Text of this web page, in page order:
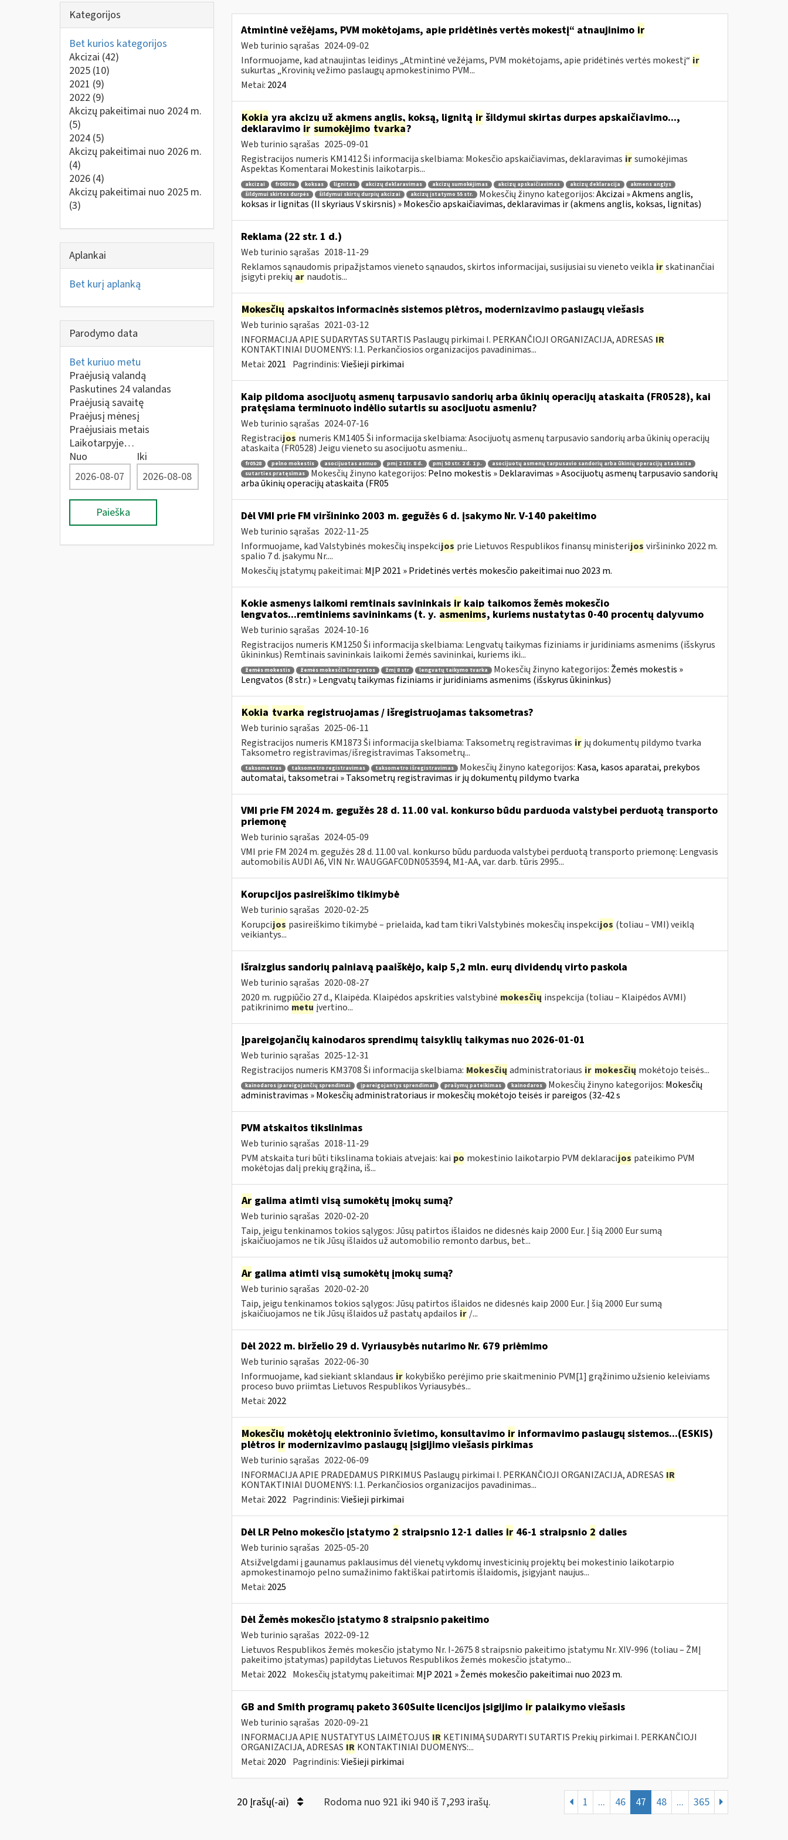
Kategorijos
Bet kurios kategorijos
Akcizai (42)
2025 (10)
2021 (9)
2022 (9)
Akcizų pakeitimai nuo 2024 m.
(5)
2024 (5)
Akcizų pakeitimai nuo 2026 m.
(4)
2026 (4)
Akcizų pakeitimai nuo 2025 m.
(3)
Aplankai
Bet kurį aplanką
Parodymo data
Bet kuriuo metu
Praėjusią valandą
Paskutines 24 valandas
Praėjusią savaitę
Praėjusį mėnesį
Praėjusiais metais
Laikotarpyje…
Nuo
Iki
Paieška
Atmintinė vežėjams, PVM mokėtojams, apie pridėtinės vertės mokestį“ atnaujinimo ir
Web turinio sąrašas 2024-09-02
Informuojame, kad atnaujintas leidinys „Atmintinė vežėjams, PVM mokėtojams, apie pridėtinės vertės mokestį“ ir
sukurtas „Krovinių vežimo paslaugų apmokestinimo PVM...
Metai: 2024
Kokia yra akcizų už akmens anglis, koksą, lignitą iršildymui skirtas durpes apskaičiavimo...,
deklaravimo ir sumokėjimo tvarka?
Web turinio sąrašas 2025-09-01
Registracijos numeris KM1412 Ši informacija skelbiama: Mokesčio apskaičiavimas, deklaravimas ir sumokėjimas
Aspektas Komentarai Mokestinis laikotarpis...
akcizai fr0630a koksas lignitas akcizų deklaravimas akcizų sumokėjimas akcizų apskaičiavimas akcizų deklaracija
akmens anglys
šildymui skirtos durpės
šildymui skirtų durpių akcizai akcizų įstatymo 55 str. Mokesčių žinyno kategorijos:Akcizai » Akmens anglis,
koksas ir lignitas (II skyriaus V skirsnis) » Mokesčio apskaičiavimas, deklaravimas ir (akmens anglis, koksas, lignitas)
Reklama (22 str. 1 d.)
Web turinio sąrašas 2018-11-29
Reklamos sąnaudomis pripažįstamos vieneto sąnaudos, skirtos informacijai, susijusiai su vieneto veikla ir skatinančiai
įsigyti prekių ar naudotis...
Mokesčių apskaitos informacinės sistemos plėtros, modernizavimo paslaugų viešasis
Web turinio sąrašas 2021-03-12
INFORMACIJA APIE SUDARYTAS SUTARTIS Paslaugų pirkimai I. PERKANČIOJI ORGANIZACIJA, ADRESAS IR
KONTAKTINIAI DUOMENYS: I.1. Perkančiosios organizacijos pavadinimas...
Metai: 2021 Pagrindinis:Viešieji pirkimai
Kaip pildoma asocijuotų asmenų tarpusavio sandorių arba ūkinių operacijų ataskaita (FR0528), kai
pratęsiama terminuoto indėlio sutartis su asocijuotu asmeniu?
Web turinio sąrašas 2024-07-16
Registracijos numeris KM1405 Ši informacija skelbiama: Asocijuotų asmenų tarpusavio sandorių arba ūkinių operacijų
ataskaita (FR0528) Jeigu vieneto su asocijuotu asmeniu...
fr0528 pelno mokestis asocijuotas asmuo pmį 2 str. 8 d. pmį 50 str. 2 d. 1 p.
asocijuotų asmenų tarpusavio sandorių arba ūkinių operacijų ataskaita
sutarties pratęsimas
Mokesčių žinyno kategorijos: Pelno mokestis » Deklaravimas » Asocijuotų asmenų tarpusavio sandorių
arba ūkinių operacijų ataskaita (FR05
Dėl VMI prie FM viršininko 2003 m. gegužės 6 d. įsakymo Nr. V-140 pakeitimo
Web turinio sąrašas 2022-11-25
Informuojame, kad Valstybinės mokesčių inspekcijos prie Lietuvos Respublikos finansų ministerijos viršininko 2022 m.
spalio 7 d. įsakymu Nr....
Mokesčių įstatymų pakeitimai: MĮP 2021 » Pridetinės vertės mokesčio pakeitimai nuo 2023 m.
Kokie asmenys laikomi remtinais savininkaisirkaip taikomos žemės mokesčio
lengvatos...remtiniems savininkams (t. y. asmenims, kuriems nustatytas 0-40 procentų dalyvumo
Web turinio sąrašas 2024-10-16
Registracijos numeris KM1250 Ši informacija skelbiama: Lengvatų taikymas fiziniams ir juridiniams asmenims (išskyrus
ūkininkus) Remtinais savininkais laikomi žemės savininkai, kuriems iki...
žemės mokestis žemės mokesčio lengvatos žmį 8 str lengvatų taikymo tvarka Mokesčių žinyno kategorijos: Žemės mokestis »
Lengvatos (8 str.) » Lengvatų taikymas fiziniams ir juridiniams asmenims (išskyrus ūkininkus)
Kokia tvarka registruojamas / išregistruojamas taksometras?
Web turinio sąrašas 2025-06-11
Registracijos numeris KM1873 Ši informacija skelbiama: Taksometrų registravimas ir jų dokumentų pildymo tvarka
Taksometro registravimas/išregistravimas Taksometrų...
taksometras taksometro registravimas taksometro išregistravimas Mokesčių žinyno kategorijos: Kasa, kasos aparatai, prekybos
automatai, taksometrai » Taksometrų registravimas ir jų dokumentų pildymo tvarka
VMI prie FM 2024 m. gegužės 28 d. 11.00 val. konkurso būdu parduoda valstybei perduotą transporto
priemonę
Web turinio sąrašas 2024-05-09
VMI prie FM 2024 m. gegužės 28 d. 11.00 val. konkurso būdu parduoda valstybei perduotą transporto priemonę: Lengvasis
automobilis AUDI A6, VIN Nr. WAUGGAFC0DN053594, M1-AA, var. darb. tūris 2995...
Korupcijos pasireiškimo tikimybė
Web turinio sąrašas 2020-02-25
Korupcijos pasireiškimo tikimybė – prielaida, kad tam tikri Valstybinės mokesčių inspekcijos (toliau – VMI) veiklą
veikiantys...
Išraizgius sandorių painiavą paaiškėjo, kaip 5,2 mln. eurų dividendų virto paskola
Web turinio sąrašas 2020-08-27
2020 m. rugpjūčio 27 d., Klaipėda. Klaipėdos apskrities valstybinė mokesčių inspekcija (toliau – Klaipėdos AVMI)
patikrinimo metu įvertino...
Įpareigojančių kainodaros sprendimų taisyklių taikymas nuo 2026-01-01
Web turinio sąrašas 2025-12-31
Registracijos numeris KM3708 Ši informacija skelbiama: Mokesčių administratoriaus ir mokesčių mokėtojo teisės...
kainodaros įpareigojančių sprendimai įpareigojantys sprendimai prašymų pateikimas kainodaros Mokesčių žinyno kategorijos: Mokesčių
administravimas » Mokesčių administratoriaus ir mokesčių mokėtojo teisės ir pareigos (32-42 s
PVM atskaitos tikslinimas
Web turinio sąrašas 2018-11-29
PVM atskaita turi būti tikslinama tokiais atvejais: kai po mokestinio laikotarpio PVM deklaracijos pateikimo PVM
mokėtojas dalį prekių grąžina, iš...
Argalima atimti visą sumokėtų įmokų sumą?
Web turinio sąrašas 2020-02-20
Taip, jeigu tenkinamos tokios sąlygos: Jūsų patirtos išlaidos ne didesnės kaip 2000 Eur. Į šią 2000 Eur sumą
įskaičiuojamos ne tik Jūsų išlaidos už automobilio remonto darbus, bet...
Argalima atimti visą sumokėtų įmokų sumą?
Web turinio sąrašas 2020-02-20
Taip, jeigu tenkinamos tokios sąlygos: Jūsų patirtos išlaidos ne didesnės kaip 2000 Eur. Į šią 2000 Eur sumą
įskaičiuojamos ne tik Jūsų išlaidos už pastatų apdailos ir /...
Dėl 2022 m. birželio 29 d. Vyriausybės nutarimo Nr. 679 priėmimo
Web turinio sąrašas 2022-06-30
Informuojame, kad siekiant sklandaus ir kokybiško perėjimo prie skaitmeninio PVM[1] grąžinimo užsienio keleiviams
proceso buvo priimtas Lietuvos Respublikos Vyriausybės...
Metai: 2022
Mokesčiųmokėtojų elektroninio švietimo, konsultavimo irinformavimo paslaugų sistemos...(ESKIS)
plėtrosirmodernizavimo paslaugų įsigijimo viešasis pirkimas
Web turinio sąrašas 2022-06-09
INFORMACIJA APIE PRADEDAMUS PIRKIMUS Paslaugų pirkimai I. PERKANČIOJI ORGANIZACIJA, ADRESAS IR
KONTAKTINIAI DUOMENYS: I.1. Perkančiosios organizacijos pavadinimas...
Metai: 2022 Pagrindinis:Viešieji pirkimai
Dėl LR Pelno mokesčio įstatymo 2 straipsnio 12-1 dalies ir46-1 straipsnio 2 dalies
Web turinio sąrašas 2025-05-20
Atsižvelgdami į gaunamus paklausimus dėl vienetų vykdomų investicinių projektų bei mokestinio laikotarpio
apmokestinamojo pelno sumažinimo faktiškai patirtomis išlaidomis, įsigyjant naujus...
Metai: 2025
Dėl Žemės mokesčio įstatymo 8 straipsnio pakeitimo
Web turinio sąrašas 2022-09-12
Lietuvos Respublikos žemės mokesčio įstatymo Nr. I-2675 8 straipsnio pakeitimo įstatymu Nr. XIV-996 (toliau – ŽMĮ
pakeitimo įstatymas) papildytas Lietuvos Respublikos žemės mokesčio įstatymo...
Metai: 2022 Mokesčių įstatymų pakeitimai: MĮP 2021 » Žemės mokesčio pakeitimai nuo 2023 m.
GB and Smith programų paketo 360Suite licencijos įsigijimo irpalaikymo viešasis
Web turinio sąrašas 2020-09-21
INFORMACIJA APIE NUSTATYTUS LAIMĖTOJUS IR KETINIMĄ SUDARYTI SUTARTIS Prekių pirkimai I. PERKANČIOJI
ORGANIZACIJA, ADRESAS IR KONTAKTINIAI DUOMENYS:...
Metai: 2020 Pagrindinis:Viešieji pirkimai
20 Įrašų(-ai) Rodoma nuo 921 iki 940 iš 7,293 irašų. 1 ... 46 47 48 ... 365